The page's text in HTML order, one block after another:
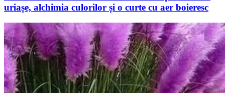
uriașe, alchimia culorilor și o curte cu aer boieresc